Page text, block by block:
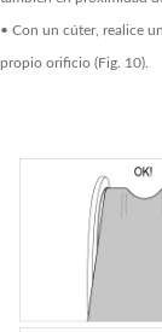
• Con un cúter, realice
propio orificio (Fig. 10).